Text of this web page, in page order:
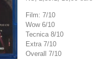
Film: 7/10
Wow 6/10
Tecnica 8/10
Extra 7/10
Overall 7/10